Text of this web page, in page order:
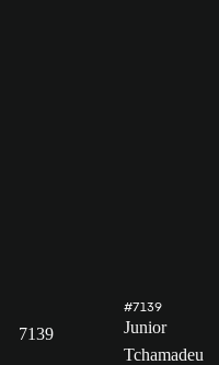
7139
#7139
Junior
Tchamadeu